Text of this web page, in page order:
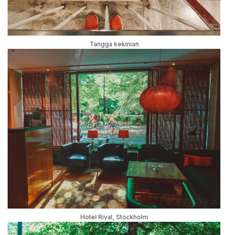
Tangga kekinian
Hotel Rival, Stockholm